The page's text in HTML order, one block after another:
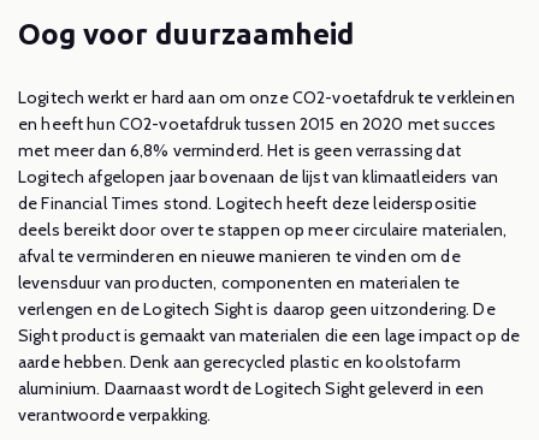
Oog voor duurzaamheid
Logitech werkt er hard aan om onze CO2-voetafdruk te verkleinen
en heeft hun CO2-voetafdruk tussen 2015 en 2020 met succes
met meer dan 6,8% verminderd. Het is geen verrassing dat
Logitech afgelopen jaar bovenaan de lijst van klimaatleiders van
de Financial Times stond. Logitech heeft deze leiderspositie
deels bereikt door over te stappen op meer circulaire materialen,
afval te verminderen en nieuwe manieren te vinden om de
levensduur van producten, componenten en materialen te
verlengen en de Logitech Sight is daarop geen uitzondering. De
Sight product is gemaakt van materialen die een lage impact op de
aarde hebben. Denk aan gerecycled plastic en koolstofarm
aluminium. Daarnaast wordt de Logitech Sight geleverd in een
verantwoorde verpakking.